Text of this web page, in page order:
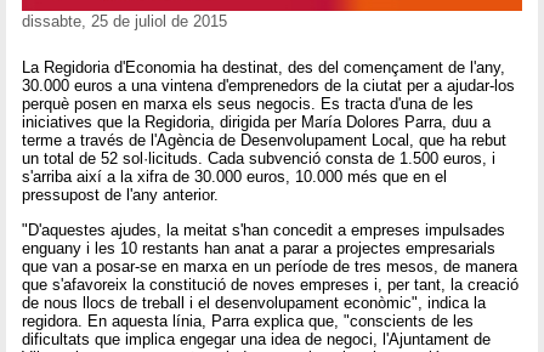
dissabte, 25 de juliol de 2015
La Regidoria d'Economia ha destinat, des del començament de l'any,
30.000 euros a una vintena d'emprenedors de la ciutat per a ajudar-los
perquè posen en marxa els seus negocis. Es tracta d'una de les
iniciatives que la Regidoria, dirigida per María Dolores Parra, duu a
terme a través de l'Agència de Desenvolupament Local, que ha rebut
un total de 52 sol·licituds. Cada subvenció consta de 1.500 euros, i
s'arriba així a la xifra de 30.000 euros, 10.000 més que en el
pressupost de l'any anterior.
"D'aquestes ajudes, la meitat s'han concedit a empreses impulsades
enguany i les 10 restants han anat a parar a projectes empresarials
que van a posar-se en marxa en un període de tres mesos, de manera
que s'afavoreix la constitució de noves empreses i, per tant, la creació
de nous llocs de treball i el desenvolupament econòmic", indica la
regidora. En aquesta línia, Parra explica que, "conscients de les
dificultats que implica engegar una idea de negoci, l'Ajuntament de